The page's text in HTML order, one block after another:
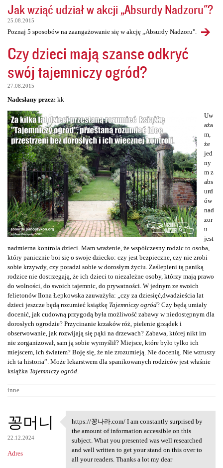
Jak wziąć udział w akcji „Absurdy Nadzoru"?
25.08.2015
Poznaj 5 sposobów na zaangażowanie się w akcję „Absurdy Nadzoru".
Czy dzieci mają szanse odkryć
swój tajemniczy ogród?
27.08.2015
Nadesłany przez: kk
Uw
aża
m,
że
jed
ny
m z
abs
urd
ów
nad
zor
u
jest
nadmierna kontrola dzieci. Mam wrażenie, że współczesny rodzic to osoba,
który panicznie boi się o swoje dziecko: czy jest bezpieczne, czy nie zrobi
sobie krzywdy, czy poradzi sobie w dorosłym życiu. Zaślepieni tą paniką
rodzice nie dostrzegają, że ich dzieci to niezależne osoby, którzy mają prawo
do wolności, do swoich tajemnic, do prywatności. W jednym ze swoich
felietonów Ilona Łepkowska zauważyła: „czy za dziesięć,dwadzieścia lat
dzieci jeszcze będą rozumieć książkę Tajemniczy ogród? Czy będą umiały
docenić, jak cudowną przygodą była możliwość zabawy w niedostępnym dla
dorosłych ogrodzie? Przycinanie krzaków róż, pielenie grządek i
obserwowanie, jak rozwijają się pąki na drzewach? Zabawa, której nikt im
nie zorganizował, sam ją sobie wymyślił? Miejsce, które było tylko ich
miejscem, ich światem? Boję się, że nie zrozumieją. Nie docenią. Nie wzruszy
ich ta historia”. Może lekarstwem dla spanikowanych rodziców jest właśnie
książka Tajemniczy ogród.
inne
K
o
m
e
꽁머니
22.12.2024
Adres
https://꽁나라.com/ I am
https://꽁나라.com/ I am constantly surprised by
the amount of information accessible on this
subject. What you presented was well researched
and well written to get your stand on this over to
all your readers. Thanks a lot my dear